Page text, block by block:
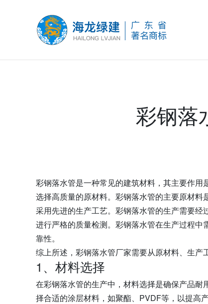
彩钢落
彩钢落水管是一种常见的建筑材料，其主要作用
选择高质量的原材料。彩钢落水管的主要原材料
采用先进的生产工艺。彩钢落水管的生产需要经
进行严格的质量检测。彩钢落水管在生产过程
靠性。
综上所述，彩钢落水管厂家需要从原材料、生产
1、材料选择
在彩钢落水管的生产中，材料选择是确保产品
择合适的涂层材料，如聚酯、PVDF等，以提高